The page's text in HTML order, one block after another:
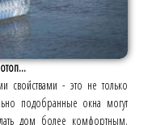
свойствами - это не только
подобранные окна могут
дом более комфортным.